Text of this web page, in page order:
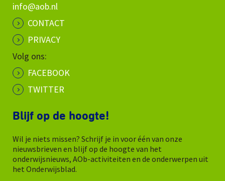
info@aob.nl
CONTACT
PRIVACY
Volg ons:
FACEBOOK
TWITTER
Blijf op de hoogte!
Wil je niets missen? Schrijf je in voor één van onze
nieuwsbrieven en blijf op de hoogte van het
onderwijsnieuws, AOb-activiteiten en de onderwerpen uit
het Onderwijsblad.